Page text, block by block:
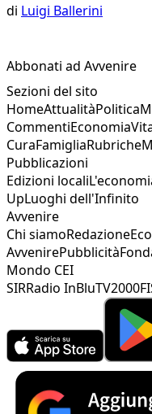
di Luigi Ballerini
Abbonati ad Avvenire
Sezioni del sito
HomeAttualitàPolitica
CommentiEconomia
CuraFamigliaRubriche
Pubblicazioni
Edizioni locali
UpLuoghi dell'Infinito
Avvenire
Chi siamoRedazione
AvvenirePubblicità
Mondo CEI
SIRRadio InBluTV2000